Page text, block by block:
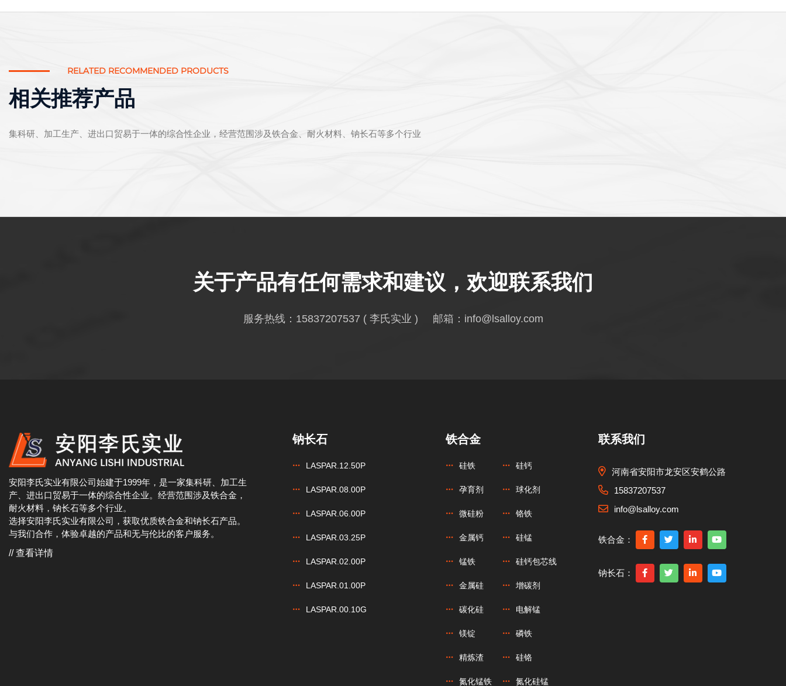
RELATED RECOMMENDED PRODUCTS
相关推荐产品
集科研、加工生产、进出口贸易于一体的综合性企业，经营范围涉及铁合金、耐火材料、钠长石等多个行业
关于产品有任何需求和建议，欢迎联系我们
服务热线： 15837207537 ( 李氏实业 ) 邮箱： info@lsalloy.com
安阳李氏实业有限公司始建于1999年，是一家集科研、加工生
产、进出口贸易于一体的综合性企业。经营范围涉及铁合金，
耐火材料，钠长石等多个行业。
选择安阳李氏实业有限公司，获取优质铁合金和钠长石产品。
与我们合作，体验卓越的产品和无与伦比的客户服务。
// 查看详情
钠长石
LASPAR.12.50P
LASPAR.08.00P
LASPAR.06.00P
LASPAR.03.25P
LASPAR.02.00P
LASPAR.01.00P
LASPAR.00.10G
铁合金
硅铁 硅钙
孕育剂 球化剂
微硅粉 铬铁
金属钙 硅锰
锰铁 硅钙包芯线
金属硅 增碳剂
碳化硅 电解锰
镁锭 磷铁
精炼渣 硅铬
氮化锰铁 氮化硅锰
联系我们
河南省安阳市龙安区安鹤公路
15837207537
info@lsalloy.com
铁合金：
钠长石：